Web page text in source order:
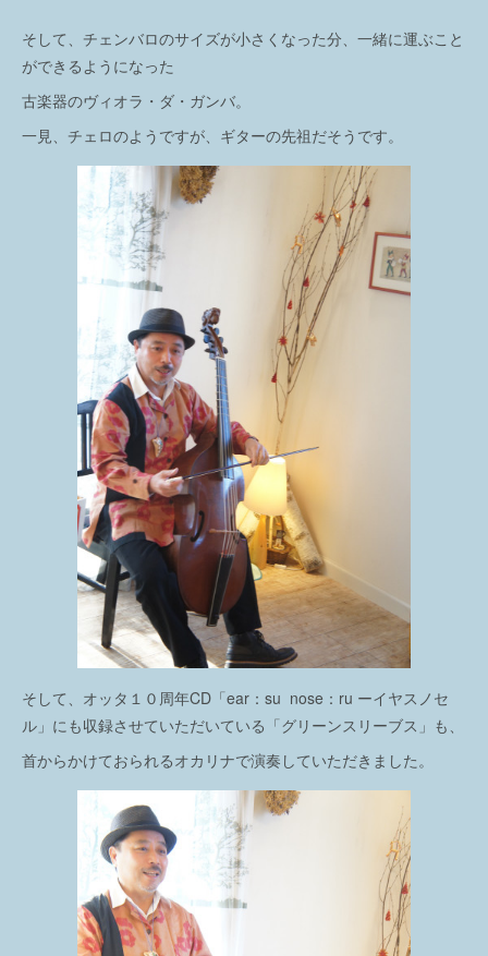
そして、チェンバロのサイズが小さくなった分、一緒に運ぶこと
ができるようになった
古楽器のヴィオラ・ダ・ガンバ。
一見、チェロのようですが、ギターの先祖だそうです。
そして、オッタ１０周年CD「ear：su nose：ru ーイヤスノセ
ル」にも収録させていただいている「グリーンスリーブス」も、
首からかけておられるオカリナで演奏していただきました。